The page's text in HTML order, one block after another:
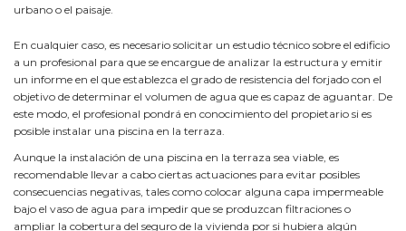
urbano o el paisaje.
En cualquier caso, es necesario solicitar un estudio técnico sobre el edificio
a un profesional para que se encargue de analizar la estructura y emitir
un informe en el que establezca el grado de resistencia del forjado con el
objetivo de determinar el volumen de agua que es capaz de aguantar. De
este modo, el profesional pondrá en conocimiento del propietario si es
posible instalar una piscina en la terraza.
Aunque la instalación de una piscina en la terraza sea viable, es
recomendable llevar a cabo ciertas actuaciones para evitar posibles
consecuencias negativas, tales como colocar alguna capa impermeable
bajo el vaso de agua para impedir que se produzcan filtraciones o
ampliar la cobertura del seguro de la vivienda por si hubiera algún